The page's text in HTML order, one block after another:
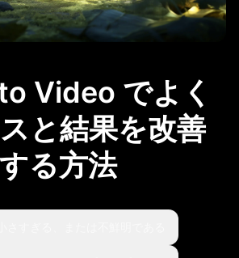
Video でよく
と結果を改善
する方法
ソース画像
や低解像度の画像は動画を不鮮明に
テールが失われ、動きも粗く見えが
がクリーンで安定して見えるよう、